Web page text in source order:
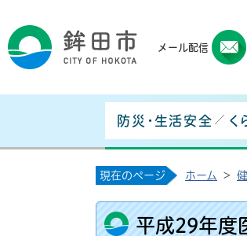
メール配信
防災・生活安全 く
現在のページ ホーム >
平成29年度